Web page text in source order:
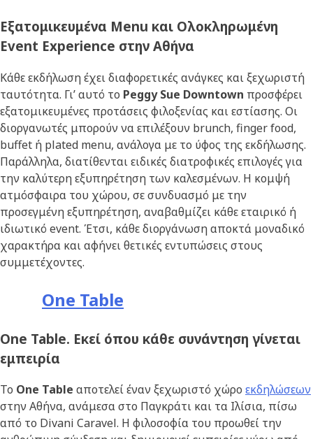
Εξατομικευμένα Menu και Ολοκληρωμένη
Event Experience στην Αθήνα
Κάθε εκδήλωση έχει διαφορετικές ανάγκες και ξεχωριστή
ταυτότητα. Γι’ αυτό το Peggy Sue Downtown προσφέρει
εξατομικευμένες προτάσεις φιλοξενίας και εστίασης. Οι
διοργανωτές μπορούν να επιλέξουν brunch, finger food,
buffet ή plated menu, ανάλογα με το ύφος της εκδήλωσης.
Παράλληλα, διατίθενται ειδικές διατροφικές επιλογές για
την καλύτερη εξυπηρέτηση των καλεσμένων. Η κομψή
ατμόσφαιρα του χώρου, σε συνδυασμό με την
προσεγμένη εξυπηρέτηση, αναβαθμίζει κάθε εταιρικό ή
ιδιωτικό event. Έτσι, κάθε διοργάνωση αποκτά μοναδικό
χαρακτήρα και αφήνει θετικές εντυπώσεις στους
συμμετέχοντες.
One Table
One Table. Εκεί όπου κάθε συνάντηση γίνεται
εμπειρία
Το One Table αποτελεί έναν ξεχωριστό χώρο εκδηλώσεων
στην Αθήνα, ανάμεσα στο Παγκράτι και τα Ιλίσια, πίσω
από το Divani Caravel. Η φιλοσοφία του προωθεί την